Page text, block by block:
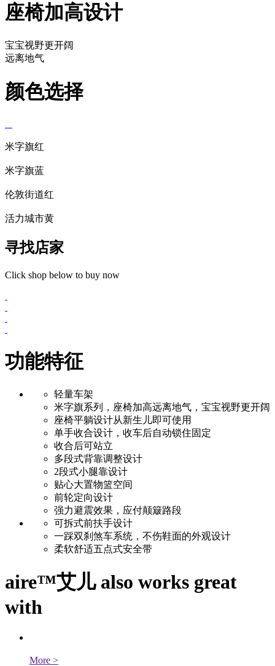
座椅加高设计
宝宝视野更开阔
远离地气
颜色选择
米字旗红
米字旗蓝
伦敦街道红
活力城市黄
寻找店家
Click shop below to buy now
功能特征
轻量车架
米字旗系列，座椅加高远离地气，宝宝视野更开阔
座椅平躺设计从新生儿即可使用
单手收合设计，收车后自动锁住固定
收合后可站立
多段式背靠调整设计
2段式小腿靠设计
贴心大置物篮空间
前轮定向设计
强力避震效果，应付颠簸路段
可拆式前扶手设计
一踩双刹煞车系统，不伤鞋面的外观设计
柔软舒适五点式安全带
aire™艾儿 also works great
with
More >